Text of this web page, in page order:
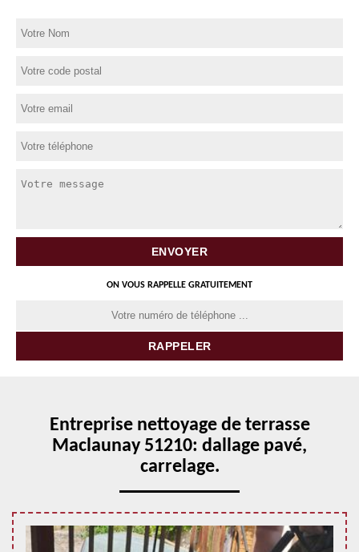
ON VOUS RAPPELLE GRATUITEMENT
Entreprise nettoyage de terrasse
Maclaunay 51210: dallage pavé,
carrelage.